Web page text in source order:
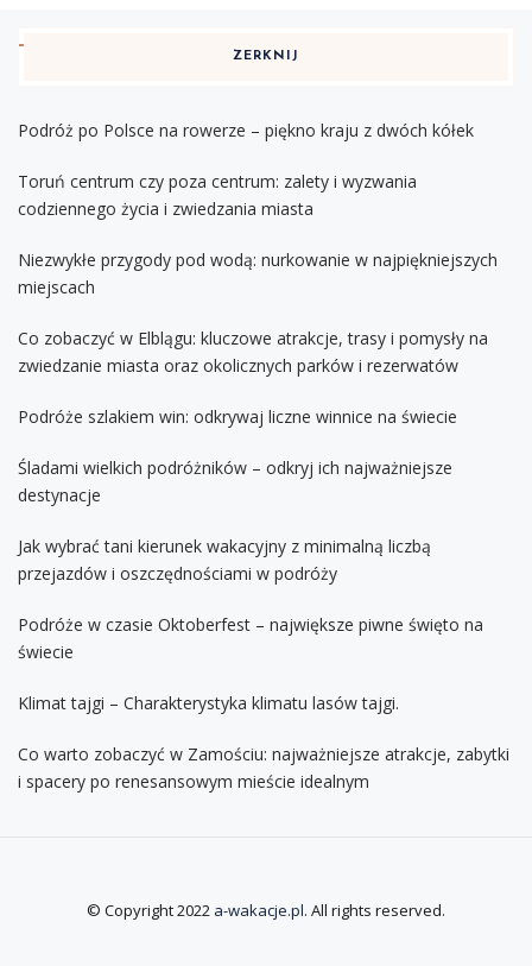
ZERKNIJ
Podróż po Polsce na rowerze – piękno kraju z dwóch kółek
Toruń centrum czy poza centrum: zalety i wyzwania
codziennego życia i zwiedzania miasta
Niezwykłe przygody pod wodą: nurkowanie w najpiękniejszych
miejscach
Co zobaczyć w Elblągu: kluczowe atrakcje, trasy i pomysły na
zwiedzanie miasta oraz okolicznych parków i rezerwatów
Podróże szlakiem win: odkrywaj liczne winnice na świecie
Śladami wielkich podróżników – odkryj ich najważniejsze
destynacje
Jak wybrać tani kierunek wakacyjny z minimalną liczbą
przejazdów i oszczędnościami w podróży
Podróże w czasie Oktoberfest – największe piwne święto na
świecie
Klimat tajgi – Charakterystyka klimatu lasów tajgi.
Co warto zobaczyć w Zamościu: najważniejsze atrakcje, zabytki
i spacery po renesansowym mieście idealnym
© Copyright 2022 a-wakacje.pl. All rights reserved.